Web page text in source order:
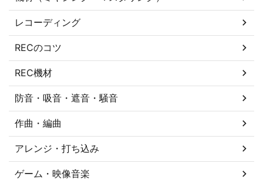
レコーディング
RECのコツ
REC機材
防音・吸音・遮音・騒音
作曲・編曲
アレンジ・打ち込み
ゲーム・映像音楽